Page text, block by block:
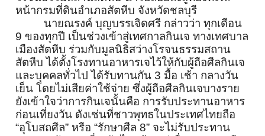
หน้ากรมที่ดินอำเภอสัตหีบ จังหวัดชลบุรี
นายณรงค์ บุญบรรเจิดศรี กล่าวว่า ทุกเดือน
9 ของทุกปี เป็นช่วงเข้าสู่เทศกาลกินเจ ทางเทศบาล
เมืองสัตหีบ ร่วมกับมูลนิธิสว่างโรจนธรรมสถาน
สัตหีบ ได้ตั้งโรงทานอาหารเจไว้ให้กับผู้ถือศีลกินเจ
และบุคคลทั่วไป ได้รับทานกัน 3 มื้อ เช้า กลางวัน
เย็น โดยไม่เสียค่าใช้จ่าย ซึ่งผู้ถือศีลกินเจบางราย
ยังเข้าใจว่าการกินเจนั้นคือ การรับประทานอาหาร
ก่อนเที่ยงวัน ดังเช่นที่ชาวพุทธในประเทศไทยถือ
“อุโบสถศีล” หรือ “รักษาศีล 8” จะไม่รับประทาน